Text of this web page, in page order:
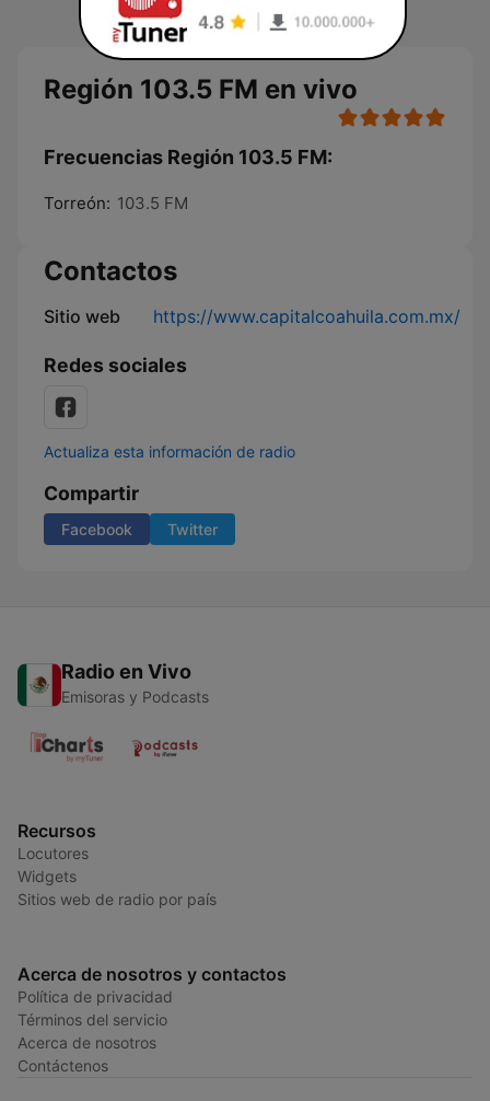
Región 103.5 FM en vivo
Frecuencias Región 103.5 FM:
Torreón: 103.5 FM
Contactos
Sitio web https://www.capitalcoahuila.com.mx/
Redes sociales
Actualiza esta información de radio
Compartir
Facebook Twitter
Radio en Vivo
Emisoras y Podcasts
Recursos
Locutores
Widgets
Sitios web de radio por país
Acerca de nosotros y contactos
Política de privacidad
Términos del servicio
Acerca de nosotros
Contáctenos